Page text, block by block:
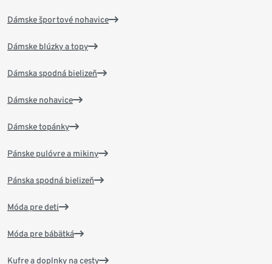
Dámske športové nohavice
Dámske blúzky a topy
Dámska spodná bielizeň
Dámske nohavice
Dámske topánky
Pánske pulóvre a mikiny
Pánska spodná bielizeň
Móda pre deti
Móda pre bábätká
Kufre a doplnky na cesty